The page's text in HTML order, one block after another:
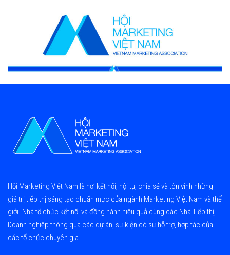
Hội Marketing Việt Nam là nơi kết nối, hội tụ, chia sẻ và tôn vinh những
giá trị tiếp thị sáng tạo chuẩn mực của ngành Marketing Việt Nam và thế
giới. Nhà tổ chức kết nối và đồng hành hiệu quả cùng các Nhà Tiếp thị,
Doanh nghiệp thông qua các dự án, sự kiện có sự hỗ trợ, hợp tác của
các tổ chức chuyên gia.